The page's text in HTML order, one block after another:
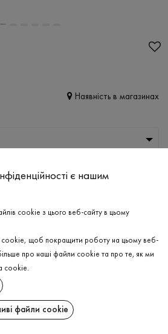
Наявність в магазинах
ОБЕРІТЬ РОЗМІР
ДО КОШИКА
є нашим
cookie з цього веб-сайту в цьому
щоб покращити роботу на цьому веб-
про наші файли cookie та про те, як ми
cookie.
файли cookie